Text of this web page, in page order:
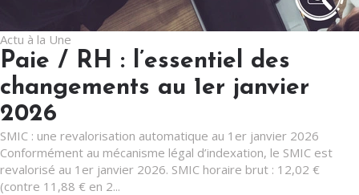
Actu à la Une
Paie / RH : l’essentiel des
changements au 1er janvier
2026
SMIC : une revalorisation automatique au 1er janvier 2026
Conformément au mécanisme légal d’indexation, le SMIC est
revalorisé au 1er janvier 2026. SMIC horaire brut : 12,02 €
(contre 11,88 € en 2...